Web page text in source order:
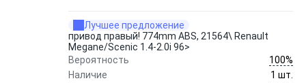
Лучшее предложение
привод правый! 774mm ABS, 21564\ Renault
Megane/Scenic 1.4-2.0i 96>
Вероятность
100%
Наличие
1 шт.